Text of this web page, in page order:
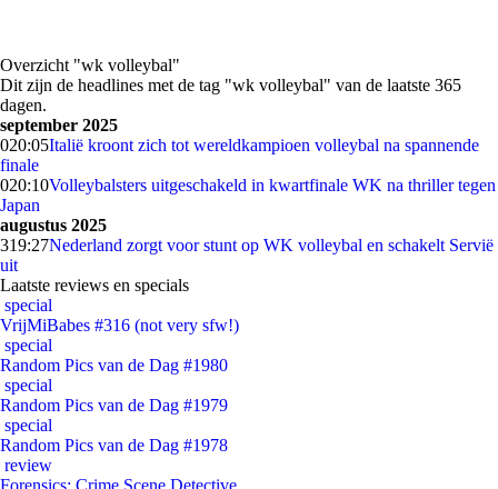
Overzicht "wk volleybal"
Dit zijn de headlines met de tag "wk volleybal" van de laatste 365
dagen.
september 2025
020:05Italië kroont zich tot wereldkampioen volleybal na spannende
finale
020:10Volleybalsters uitgeschakeld in kwartfinale WK na thriller tegen
Japan
augustus 2025
319:27Nederland zorgt voor stunt op WK volleybal en schakelt Servië
uit
Laatste reviews en specials
special
VrijMiBabes #316 (not very sfw!)
special
Random Pics van de Dag #1980
special
Random Pics van de Dag #1979
special
Random Pics van de Dag #1978
review
Forensics: Crime Scene Detective